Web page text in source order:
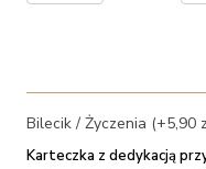
Bilecik / Życzenia (+5,90
Karteczka z dedykacją